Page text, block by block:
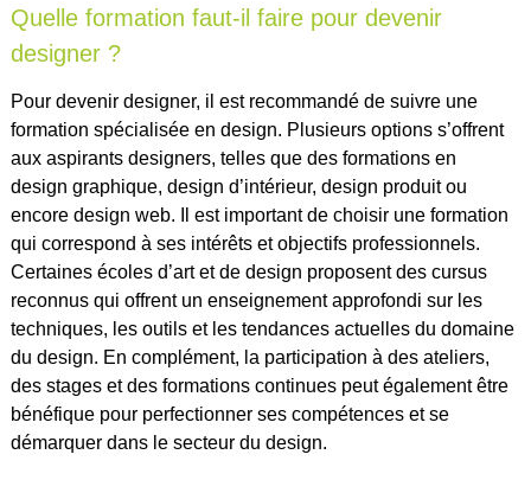
Quelle formation faut-il faire pour devenir
designer ?
Pour devenir designer, il est recommandé de suivre une
formation spécialisée en design. Plusieurs options s’offrent
aux aspirants designers, telles que des formations en
design graphique, design d’intérieur, design produit ou
encore design web. Il est important de choisir une formation
qui correspond à ses intérêts et objectifs professionnels.
Certaines écoles d’art et de design proposent des cursus
reconnus qui offrent un enseignement approfondi sur les
techniques, les outils et les tendances actuelles du domaine
du design. En complément, la participation à des ateliers,
des stages et des formations continues peut également être
bénéfique pour perfectionner ses compétences et se
démarquer dans le secteur du design.